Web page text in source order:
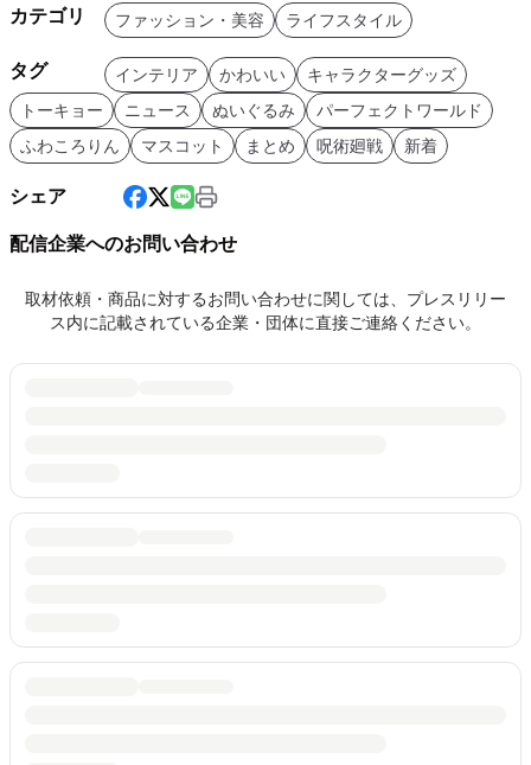
カテゴリ ファッション・美容 ライフスタイル
タグ インテリア かわいい
キャラクターグッズ
トーキョー
ニュース ぬいぐるみ
パーフェクトワールド
ふわころりん
マスコット まとめ 呪術廻戦 新着
シェア
配信企業へのお問い合わせ
取材依頼・商品に対するお問い合わせに関しては、プレスリリー
ス内に記載されている企業・団体に直接ご連絡ください。